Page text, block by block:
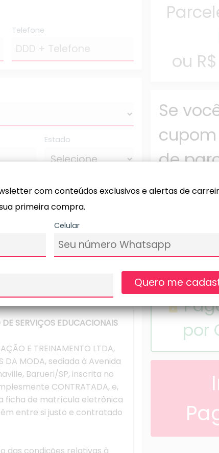
Telefone
Estado
SERVIÇOS EDUCACIONAIS
E TREINAMENTO LTDA,
DA MODA, sediada à Avenida
Barueri/SP, inscrita no
CONTRATADA, e,
ficha de matrícula eletrônica
entre si justo e contratado
ou
Se
de
lock
por
com conteúdos exclusivos e alertas de
primeira compra.
Celular
Quero me